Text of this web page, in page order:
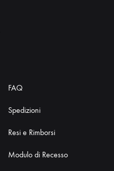
FAQ
Spedizioni
Resi e Rimborsi
Modulo di Recesso